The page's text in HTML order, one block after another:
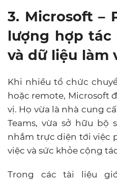
3. Microsoft –
lượng hợp
và dữ liệu làm
Khi nhiều tổ chức
hoặc remote, Microsoft
vị. Họ vừa là nhà cung
Teams, vừa sở hữu bộ
nhắm trực diện tới việc
việc và sức khỏe cộng
Trong các tài liệu